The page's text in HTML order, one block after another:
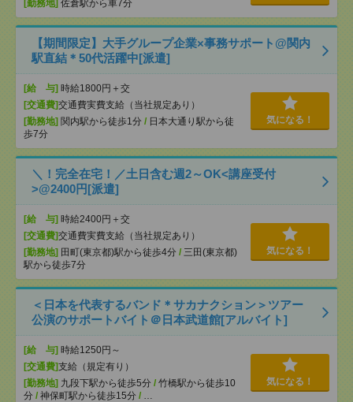
[勤務地] 佐倉駅から車7分
【期間限定】大手グループ企業×事務サポート@関内
駅直結＊50代活躍中[派遣]
[給 与] 時給1800円＋交
[交通費]交通費実費支給（当社規定あり）
[勤務地] 関内駅から徒歩1分 / 日本大通り駅から徒
歩7分
気になる！
＼！完全在宅！／土日含む週2～OK<講座受付
>@2400円[派遣]
[給 与] 時給2400円＋交
[交通費]交通費実費支給（当社規定あり）
[勤務地] 田町(東京都)駅から徒歩4分 / 三田(東京都)
駅から徒歩7分
気になる！
＜日本を代表するバンド＊サカナクション＞ツアー
公演のサポートバイト＠日本武道館[アルバイト]
[給 与] 時給1250円～
[交通費]支給（規定有り）
[勤務地] 九段下駅から徒歩5分 / 竹橋駅から徒歩10
分 / 神保町駅から徒歩15分 / …
気になる！